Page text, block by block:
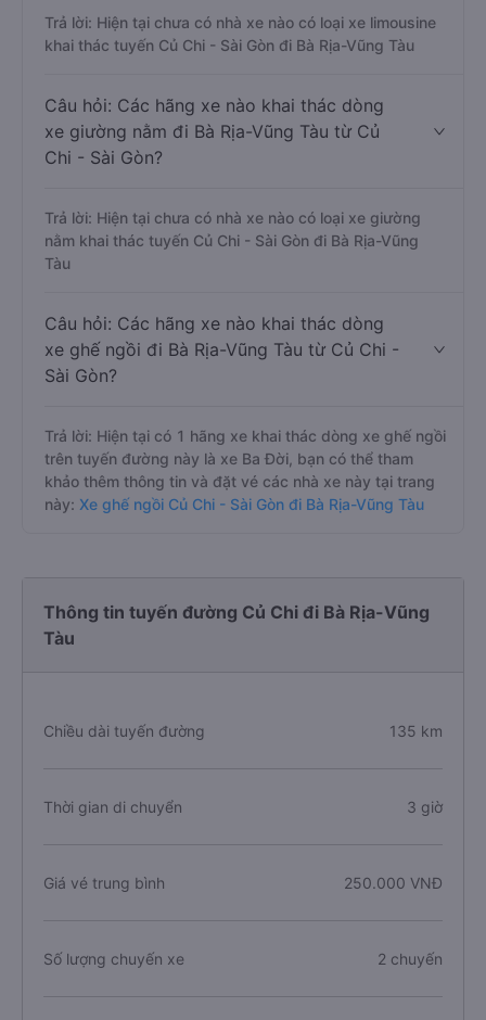
Trả lời: Hiện tại chưa có nhà xe nào có loại xe limousine
khai thác tuyến Củ Chi - Sài Gòn đi Bà Rịa-Vũng Tàu
Câu hỏi: Các hãng xe nào khai thác dòng
xe giường nằm đi Bà Rịa-Vũng Tàu từ Củ
Chi - Sài Gòn?
Trả lời: Hiện tại chưa có nhà xe nào có loại xe giường
nằm khai thác tuyến Củ Chi - Sài Gòn đi Bà Rịa-Vũng
Tàu
Câu hỏi: Các hãng xe nào khai thác dòng
xe ghế ngồi đi Bà Rịa-Vũng Tàu từ Củ Chi -
Sài Gòn?
Trả lời: Hiện tại có 1 hãng xe khai thác dòng xe ghế ngồi
trên tuyến đường này là xe Ba Đời, bạn có thể tham
khảo thêm thông tin và đặt vé các nhà xe này tại trang
này: Xe ghế ngồi Củ Chi - Sài Gòn đi Bà Rịa-Vũng Tàu
Thông tin tuyến đường Củ Chi đi Bà Rịa-Vũng
Tàu
Chiều dài tuyến đường 135 km
Thời gian di chuyển 3 giờ
Giá vé trung bình 250.000 VNĐ
Số lượng chuyến xe 2 chuyến